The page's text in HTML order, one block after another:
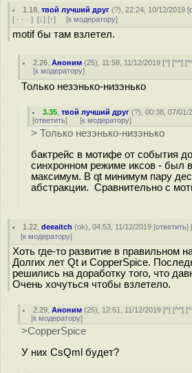
1.18 ,твой лучший друг (?), 22:24, 10/12/2019 [
[ · · · ] [↓] [↑] [к модератору]
motif бы там взлетел.
2.26 ,Аноним (25), 11:58, 11/12/2019 [^] [^^] [
[к модератору]
Только незэнько-низэнько
3.35 ,твой лучший друг (?), 00:38, 07/01/
[ответить] [к модератору]
> Только незэнько-низэнько
бактрейс в мотифе от события
синхронном режиме иксов - был
максимум. В qt минимум пару
абстракции. Сравнительно с
1.22 ,deeaitch (ok), 04:53, 11/12/2019 [ответить] [
[к модератору]
Хоть где-то развитие в правильном
Долгих лет Qt и CopperSpice.
решились на доработку того, что
Очень хочуться чтобы взлетело.
2.29 ,Аноним (25), 12:51, 11/12/2019 [^] [^^] [
[к модератору]
>CopperSpice
У них CsQml будет?